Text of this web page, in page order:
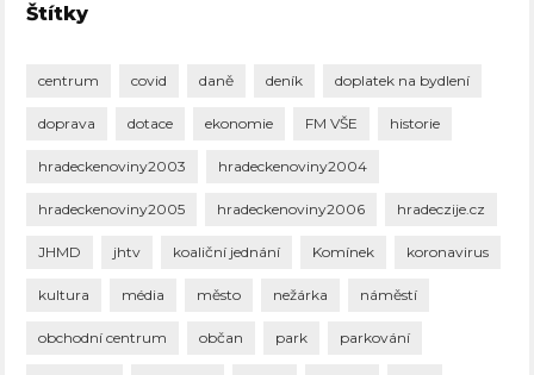
Štítky
centrum covid daně deník doplatek na bydlení
doprava dotace ekonomie FM VŠE historie
hradeckenoviny2003 hradeckenoviny2004
hradeckenoviny2005 hradeckenoviny2006 hradeczije.cz
JHMD jhtv koaliční jednání Komínek koronavirus
kultura média město nežárka náměstí
obchodní centrum občan park parkování